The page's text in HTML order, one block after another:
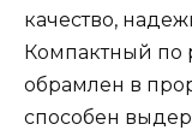
качество,
Компактный по
обрамлен в
способен